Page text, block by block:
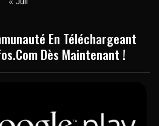
En Téléchargeant
Dès Maintenant !